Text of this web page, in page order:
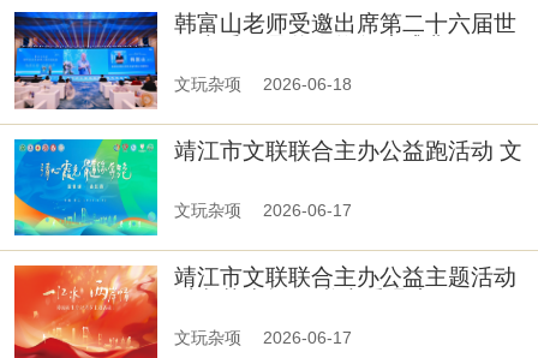
韩富山老师受邀出席第二十六届世
文玩杂项 2026-06-18
靖江市文联联合主办公益跑活动 文
文玩杂项 2026-06-17
靖江市文联联合主办公益主题活动
文玩杂项 2026-06-17